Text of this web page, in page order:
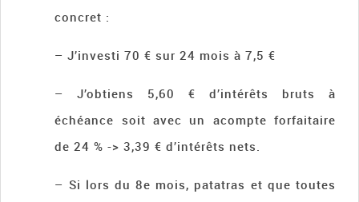
concret :
– J’investi 70 € sur 24 mois à 7,5 €
– J’obtiens 5,60 € d’intérêts bruts à
échéance soit avec un acompte forfaitaire
de 24 % -> 3,39 € d’intérêts nets.
– Si lors du 8e mois, patatras et que toutes